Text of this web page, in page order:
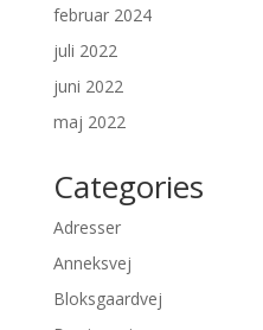
februar 2024
juli 2022
juni 2022
maj 2022
Categories
Adresser
Anneksvej
Bloksgaardvej